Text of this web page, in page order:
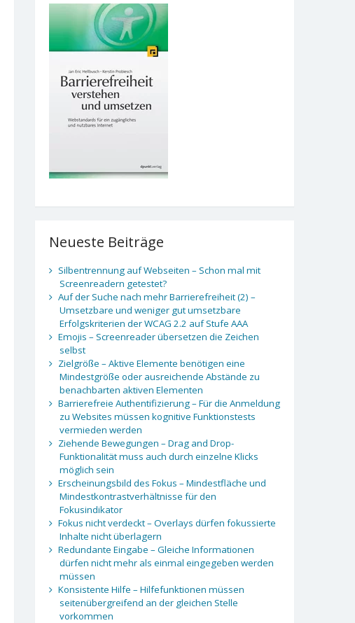
Neueste Beiträge
Silbentrennung auf Webseiten – Schon mal mit
Screenreadern getestet?
Auf der Suche nach mehr Barrierefreiheit (2) –
Umsetzbare und weniger gut umsetzbare
Erfolgskriterien der WCAG 2.2 auf Stufe AAA
Emojis – Screenreader übersetzen die Zeichen
selbst
Zielgröße – Aktive Elemente benötigen eine
Mindestgröße oder ausreichende Abstände zu
benachbarten aktiven Elementen
Barrierefreie Authentifizierung – Für die Anmeldung
zu Websites müssen kognitive Funktionstests
vermieden werden
Ziehende Bewegungen – Drag and Drop-
Funktionalität muss auch durch einzelne Klicks
möglich sein
Erscheinungsbild des Fokus – Mindestfläche und
Mindestkontrastverhältnisse für den
Fokusindikator
Fokus nicht verdeckt – Overlays dürfen fokussierte
Inhalte nicht überlagern
Redundante Eingabe – Gleiche Informationen
dürfen nicht mehr als einmal eingegeben werden
müssen
Konsistente Hilfe – Hilfefunktionen müssen
seitenübergreifend an der gleichen Stelle
vorkommen